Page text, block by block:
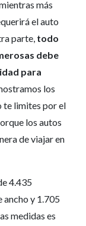
más
el auto
parte, todo
debe
para
los
te limites por el
los autos
de viajar en
4.435
y 1.705
medidas es